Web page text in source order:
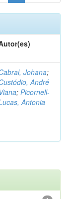
Johana;
André
Viana; Picornell-
Antonia